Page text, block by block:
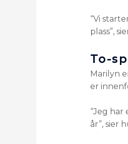
“Vi
plass”,
To-
Marilyn
er
“Jeg
år”, sier